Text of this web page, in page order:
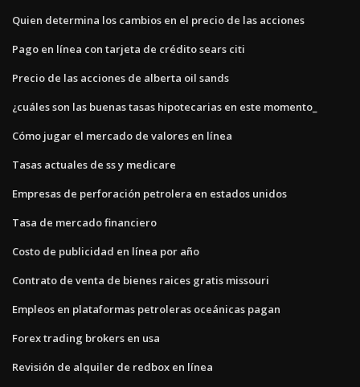
Quien determina los cambios en el precio de las acciones
Pago en línea con tarjeta de crédito sears citi
Precio de las acciones de alberta oil sands
¿cuáles son las buenas tasas hipotecarias en este momento_
Cómo jugar el mercado de valores en línea
Tasas actuales de ss y medicare
Empresas de perforación petrolera en estados unidos
Tasa de mercado financiero
Costo de publicidad en línea por año
Contrato de venta de bienes raices gratis missouri
Empleos en plataformas petroleras oceánicas pagan
Forex trading brokers en usa
Revisión de alquiler de redbox en línea